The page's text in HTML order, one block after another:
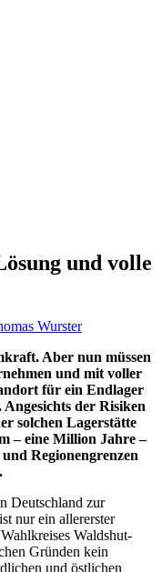
und volle
Wurster
Aber nun müssen
und mit voller
für ein Endlager
der Risiken
solchen Lagerstätte
– eine Million Jahre –
Regionengrenzen
Deutschland zur
nur ein allererster
Waldshut-
Gründen kein
und östlichen